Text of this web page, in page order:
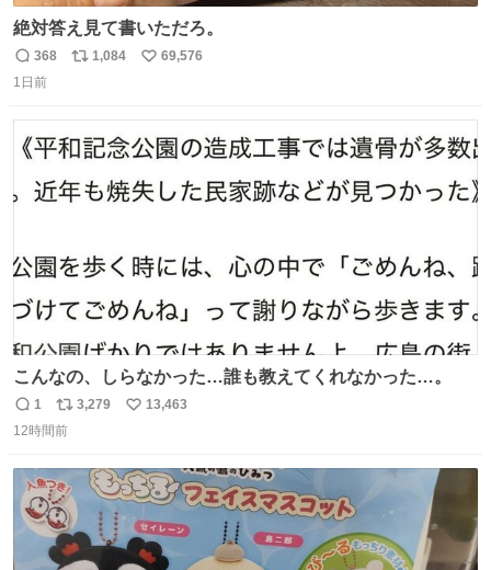
絶対答え見て書いただろ。
返
信
368
リ
ト
数
1,084
い
数
69,576
1日前
こんなの、しらなかった…誰も教えてくれなかった…。
返
信
1
リ
ポ
ト
数
3,279
い
数
13,463
12時間前